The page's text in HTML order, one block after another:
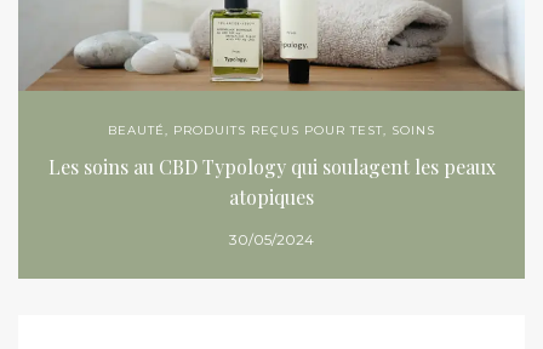
BEAUTÉ, PRODUITS REÇUS POUR TEST, SOINS
Les soins au CBD Typology qui soulagent les peaux
atopiques
30/05/2024